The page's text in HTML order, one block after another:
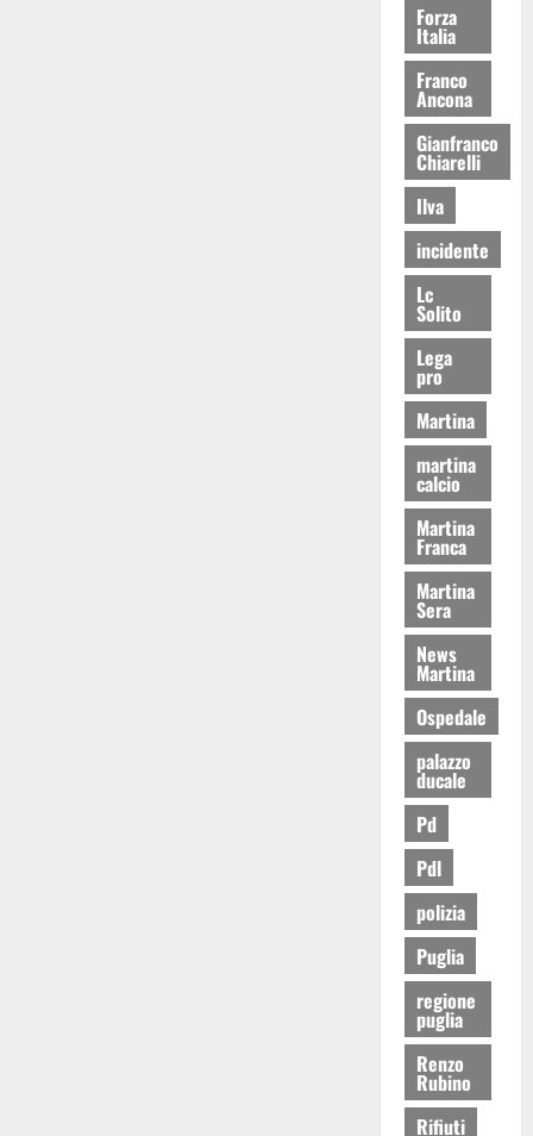
Forza
Italia
Franco
Ancona
Gianfranco
Chiarelli
Ilva
incidente
Lc
Solito
Lega
pro
Martina
martina
calcio
Martina
Franca
Martina
Sera
News
Martina
Ospedale
palazzo
ducale
Pd
Pdl
polizia
Puglia
regione
puglia
Renzo
Rubino
Rifiuti